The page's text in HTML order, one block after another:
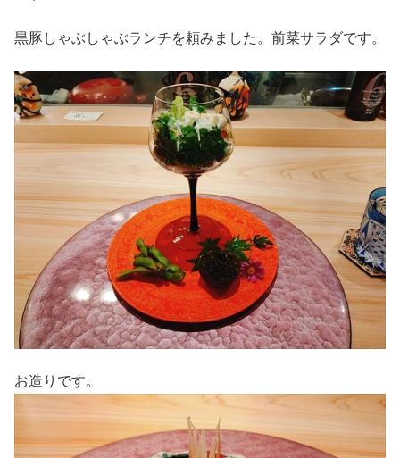
黒豚しゃぶしゃぶランチを頼みました。前菜サラダです。
お造りです。